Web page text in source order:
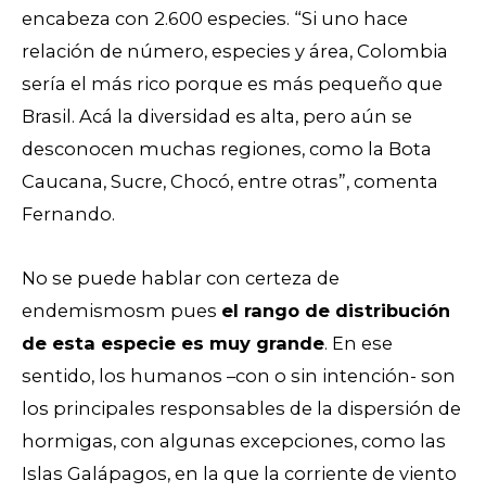
encabeza con 2.600 especies. “Si uno hace
relación de número, especies y área, Colombia
sería el más rico porque es más pequeño que
Brasil. Acá la diversidad es alta, pero aún se
desconocen muchas regiones, como la Bota
Caucana, Sucre, Chocó, entre otras”, comenta
Fernando.
No se puede hablar con certeza de
endemismosm pues el rango de distribución
de esta especie es muy grande. En ese
sentido, los humanos –con o sin intención- son
los principales responsables de la dispersión de
hormigas, con algunas excepciones, como las
Islas Galápagos, en la que la corriente de viento